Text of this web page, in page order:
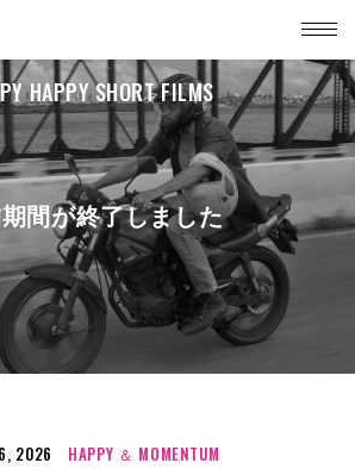
HAPPY SHORT FILMS
間が終了しました
2026 HAPPY ＆ MOMENTUM